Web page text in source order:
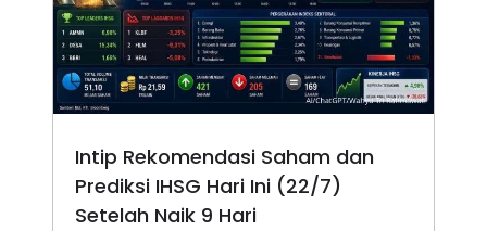
Intip Rekomendasi Saham dan
Prediksi IHSG Hari Ini (22/7)
Setelah Naik 9 Hari